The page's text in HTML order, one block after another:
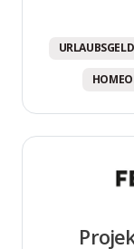
URLAUBSGELD